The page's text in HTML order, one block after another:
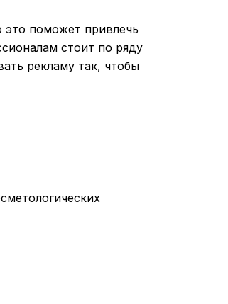
поможет привлечь
стоит по ряду
рекламу так, чтобы